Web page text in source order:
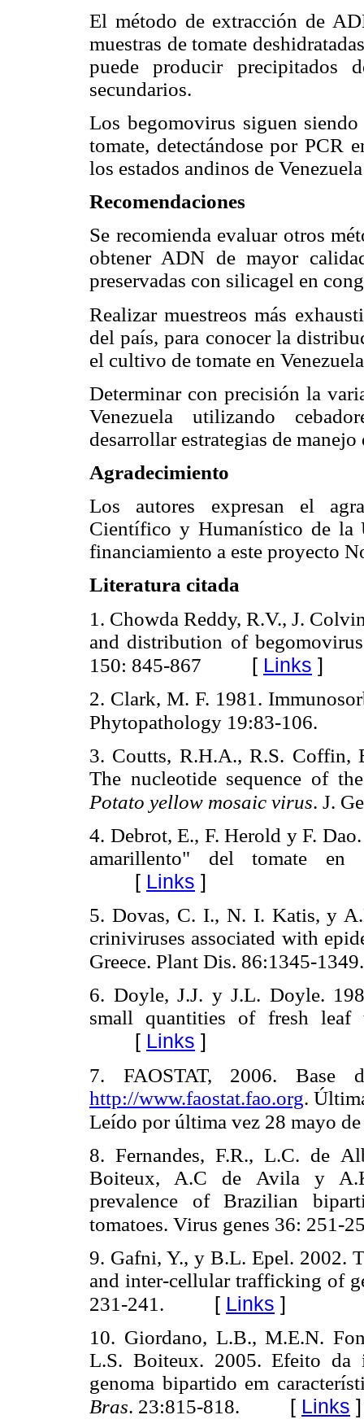
El método de extracción de
muestras de tomate
puede producir precipitados
secundarios.
Los begomovirus siguen
tomate, detectándose por PCR
los estados andinos de
Recomendaciones
Se recomienda evaluar otros
obtener ADN de mayor
preservadas con silicagel en
Realizar muestreos más
del país, para conocer la
el cultivo de tomate en
Determinar con precisión la
Venezuela utilizando
desarrollar estrategias de
Agradecimiento
Los autores expresan el
Científico y Humanístico de la
financiamiento a este proyecto
Literatura citada
1. Chowda Reddy, R.V., J.
and distribution of
150: 845-867
[ Links ]
2. Clark, M. F. 1981.
Phytopathology 19:83-106.
3. Coutts, R.H.A., R.S. Coffin,
The nucleotide sequence of
Potato yellow mosaic virus. J.
4. Debrot, E., F. Herold y F.
amarillento" del tomate en
[ Links ]
5. Dovas, C. I., N. I. Katis, y
criniviruses associated with
Greece. Plant Dis. 86:1345-
6. Doyle, J.J. y J.L. Doyle.
small quantities of fresh leaf
[ Links ]
7. FAOSTAT, 2006. Base
http://www.faostat.fao.org.
Leído por última vez 28 mayo
8. Fernandes, F.R., L.C. de
Boiteux, A.C de Avila y
prevalence of Brazilian
tomatoes. Virus genes 36: 251-
9. Gafni, Y., y B.L. Epel. 2002.
and inter-cellular trafficking of
231-241.
[ Links ]
10. Giordano, L.B., M.E.N.
L.S. Boiteux. 2005. Efeito da
genoma bipartido em
Bras. 23:815-818. [ Links ]